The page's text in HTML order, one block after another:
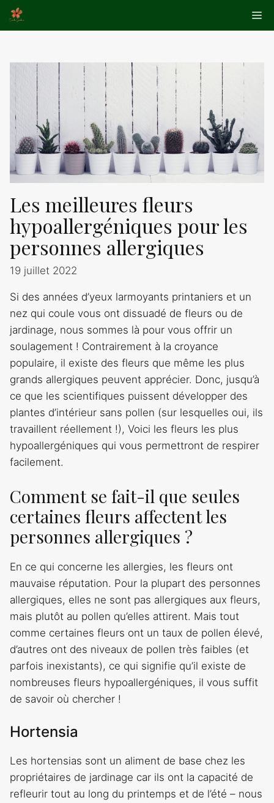
Aller
au
Les meilleures fleurs
hypoallergéniques pour les
personnes allergiques
19 juillet 2022
Si des années d’yeux larmoyants printaniers et un
nez qui coule vous ont dissuadé de fleurs ou de
jardinage, nous sommes là pour vous offrir un
soulagement ! Contrairement à la croyance
populaire, il existe des fleurs que même les plus
grands allergiques peuvent apprécier. Donc, jusqu’à
ce que les scientifiques puissent développer des
plantes d’intérieur sans pollen (sur lesquelles oui, ils
travaillent réellement !), Voici les fleurs les plus
hypoallergéniques qui vous permettront de respirer
facilement.
Comment se fait-il que seules
certaines fleurs affectent les
personnes allergiques ?
En ce qui concerne les allergies, les fleurs ont
mauvaise réputation. Pour la plupart des personnes
allergiques, elles ne sont pas allergiques aux fleurs,
mais plutôt au pollen qu’elles attirent. Mais tout
comme certaines fleurs ont un taux de pollen élevé,
d’autres ont des niveaux de pollen très faibles (et
parfois inexistants), ce qui signifie qu’il existe de
nombreuses fleurs hypoallergéniques, il vous suffit
de savoir où chercher !
Hortensia
Les hortensias sont un aliment de base chez les
propriétaires de jardinage car ils ont la capacité de
refleurir tout au long du printemps et de l’été – nous